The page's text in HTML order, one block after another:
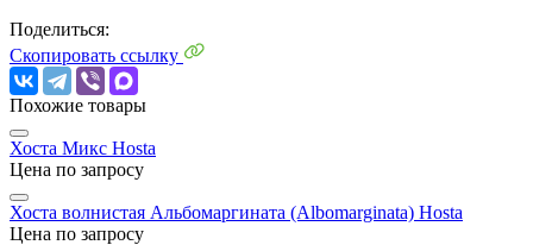
Поделиться:
Скопировать ссылку
Похожие товары
Хоста Микс Hosta
Цена по запросу
Хоста волнистая Альбомаргината (Albomarginata) Hosta
Цена по запросу